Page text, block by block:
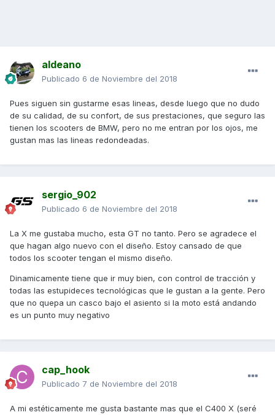
aldeano
Publicado 6 de Noviembre del 2018
Pues siguen sin gustarme esas lineas, desde luego que no dudo
de su calidad, de su confort, de sus prestaciones, que seguro las
tienen los scooters de BMW, pero no me entran por los ojos, me
gustan mas las lineas redondeadas.
sergio_902
Publicado 6 de Noviembre del 2018
La X me gustaba mucho, esta GT no tanto. Pero se agradece el
que hagan algo nuevo con el diseño. Estoy cansado de que
todos los scooter tengan el mismo diseño.
Dinamicamente tiene que ir muy bien, con control de tracción y
todas las estupideces tecnológicas que le gustan a la gente. Pero
que no quepa un casco bajo el asiento si la moto está andando
es un punto muy negativo
cap_hook
Publicado 7 de Noviembre del 2018
A mi estéticamente me gusta bastante mas que el C400 X (seré